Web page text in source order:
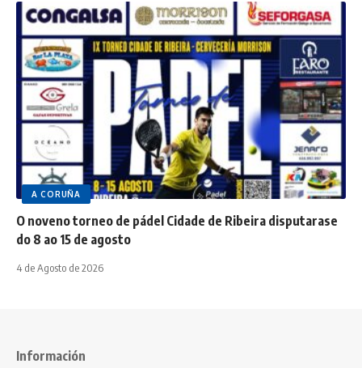
A CORUÑA
O noveno torneo de pádel Cidade de Ribeira disputarase
do 8 ao 15 de agosto
4 de Agosto de 2026
Información